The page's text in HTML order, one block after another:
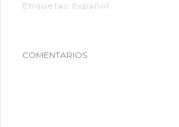
Etiquetas: Español
COMENTARIOS